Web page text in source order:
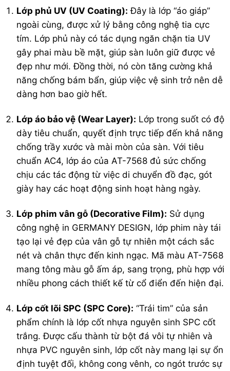
Lớp phủ UV (UV Coating): Đây là lớp “áo giáp”
ngoài cùng, được xử lý bằng công nghệ tia cực
tím. Lớp phủ này có tác dụng ngăn chặn tia UV
gây phai màu bề mặt, giúp sàn luôn giữ được vẻ
đẹp như mới. Đồng thời, nó còn tăng cường khả
năng chống bám bẩn, giúp việc vệ sinh trở nên dễ
dàng hơn bao giờ hết.
Lớp áo bảo vệ (Wear Layer): Lớp trong suốt có độ
dày tiêu chuẩn, quyết định trực tiếp đến khả năng
chống trầy xước và mài mòn của sàn. Với tiêu
chuẩn AC4, lớp áo của AT-7568 đủ sức chống
chịu các tác động từ việc di chuyển đồ đạc, gót
giày hay các hoạt động sinh hoạt hàng ngày.
Lớp phim vân gỗ (Decorative Film): Sử dụng
công nghệ in GERMANY DESIGN, lớp phim này tái
tạo lại vẻ đẹp của vân gỗ tự nhiên một cách sắc
nét và chân thực đến kinh ngạc. Mã màu AT-7568
mang tông màu gỗ ấm áp, sang trọng, phù hợp với
nhiều phong cách thiết kế từ cổ điển đến hiện đại.
Lớp cốt lõi SPC (SPC Core): “Trái tim” của sản
phẩm chính là lớp cốt nhựa nguyên sinh SPC cốt
trắng. Được cấu thành từ bột đá vôi tự nhiên và
nhựa PVC nguyên sinh, lớp cốt này mang lại sự ổn
định tuyệt đối, không cong vênh, co ngót trước sự